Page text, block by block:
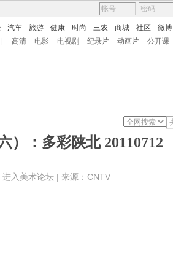
汽车 旅游 健康 时尚 三农 商城 社区 微博
高清 电影 电视剧 纪录片 动画片 公开课
）：多彩陕北 20110712
进入美术论坛 | 来源：CNTV